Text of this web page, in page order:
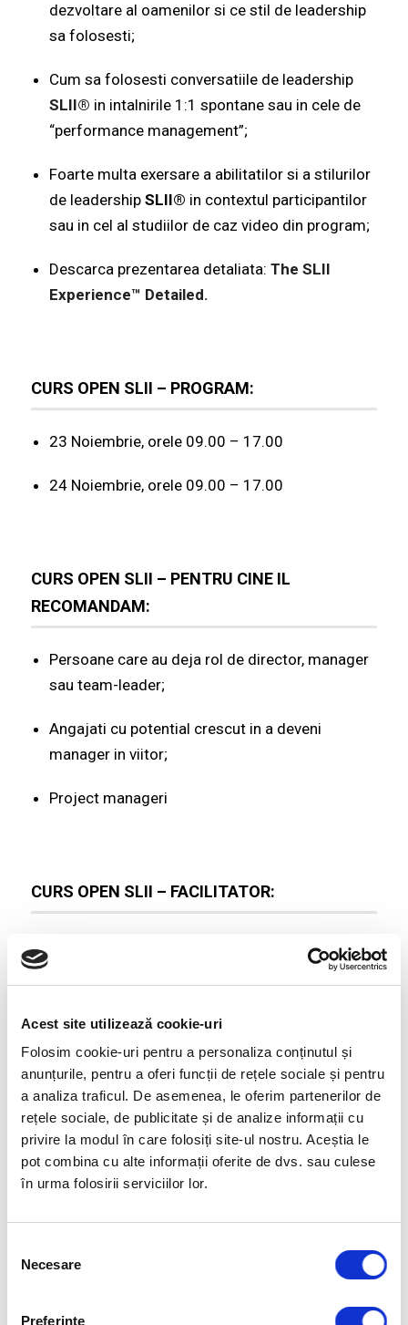
Acest site utilizează cookie-uri
Folosim cookie-uri pentru a personaliza conținutul și
anunțurile, pentru a oferi funcții de rețele sociale și pentru
a analiza traficul. De asemenea, le oferim partenerilor de
rețele sociale, de publicitate și de analize informații cu
privire la modul în care folosiți site-ul nostru. Aceștia le
pot combina cu alte informații oferite de dvs. sau culese
în urma folosirii serviciilor lor.
consimțământului
Necesare
Preferinţe
dezvoltare al oamenilor si ce stil de leadership
sa folosesti;
Cum sa folosesti conversatiile de leadership
SLII® in intalnirile 1:1 spontane sau in cele de
“performance management”;
Foarte multa exersare a abilitatilor si a stilurilor
de leadershipSLII® in contextul participantilor
sau in cel al studiilor de caz video din program;
Descarca prezentarea detaliata: The SLII
Experience™ Detailed.
CURS OPEN SLII – PROGRAM:
23 Noiembrie, orele 09.00 – 17.00
24 Noiembrie, orele 09.00 – 17.00
CURS OPEN SLII – PENTRU CINE IL
RECOMANDAM:
Persoane care au deja rol de director, manager
sau team-leader;
Angajati cu potential crescut in a deveni
manager in viitor;
Project manageri
CURS OPEN SLII – FACILITATOR:
Alexandra Culicovschi, Senior Consulting
Descarca si completeaza Formularul de
participare la acest curs open SLII.Trimite-l prin
e-mail la adresasanda.moraru@humaninvest.ro
Fee de participare: 480 EUR+TVA de participant
SLII® – CEL MAI BUN PROGRAM PENTRU O